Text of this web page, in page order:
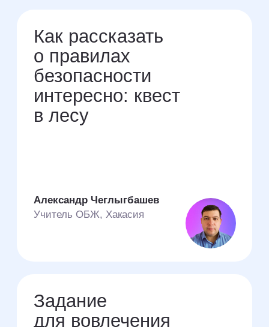
Марафон
для учеников «12
записок»